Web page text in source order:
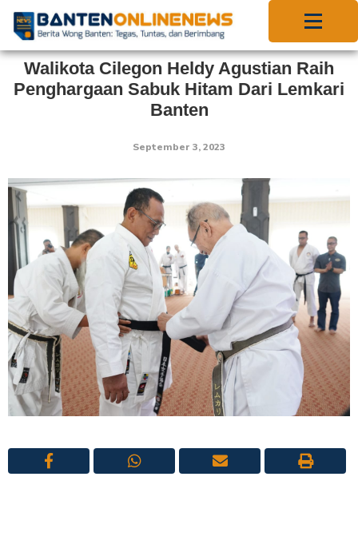
Walikota Cilegon Heldy Agustian Raih
Penghargaan Sabuk Hitam Dari Lemkari
Banten
September 3, 2023